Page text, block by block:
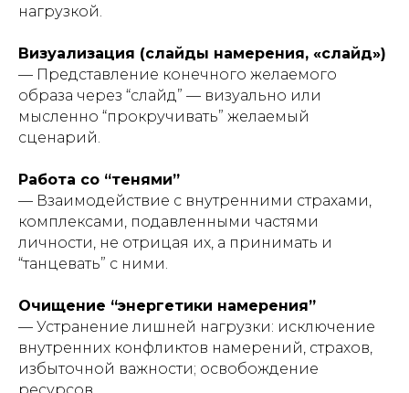
нагрузкой.
Визуализация (слайды намерения, «слайд»)
— Представление конечного желаемого
образа через “слайд” — визуально или
мысленно “прокручивать” желаемый
сценарий.
Работа со “тенями”
— Взаимодействие с внутренними страхами,
комплексами, подавленными частями
личности, не отрицая их, а принимать и
“танцевать” с ними.
Очищение “энергетики намерения”
— Устранение лишней нагрузки: исключение
внутренних конфликтов намерений, страхов,
избыточной важности; освобождение